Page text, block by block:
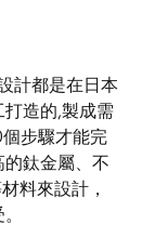
計都是在日本
造的,製成需
步驟才能完
鈦金屬、不
料來設計，